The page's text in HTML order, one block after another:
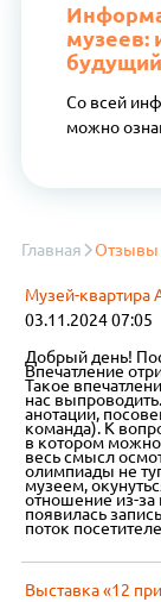
музеев:
Со всей
можно
Главная Отзывы
Музей-квартира
03.11.2024 07:05
Добрый день!
Впечатление
Такое
нас
анотации,
команда). К
в котором можно
весь смысл
олимпиады не
музеем,
отношение из-
появилась
поток
Выставка «12